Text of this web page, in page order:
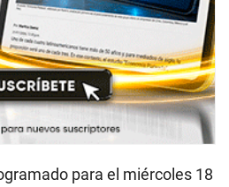
para el miércoles 18